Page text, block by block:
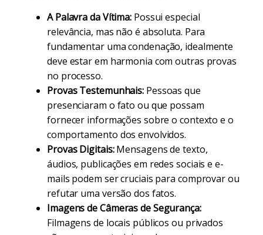
A Palavra da Vítima: Possui especial
relevância, mas não é absoluta. Para
fundamentar uma condenação, idealmente
deve estar em harmonia com outras provas
no processo.
Provas Testemunhais: Pessoas que
presenciaram o fato ou que possam
fornecer informações sobre o contexto e o
comportamento dos envolvidos.
Provas Digitais:Mensagens de texto,
áudios, publicações em redes sociais e e-
mails podem ser cruciais para comprovar ou
refutar uma versão dos fatos.
Imagens de Câmeras de Segurança:
Filmagens de locais públicos ou privados